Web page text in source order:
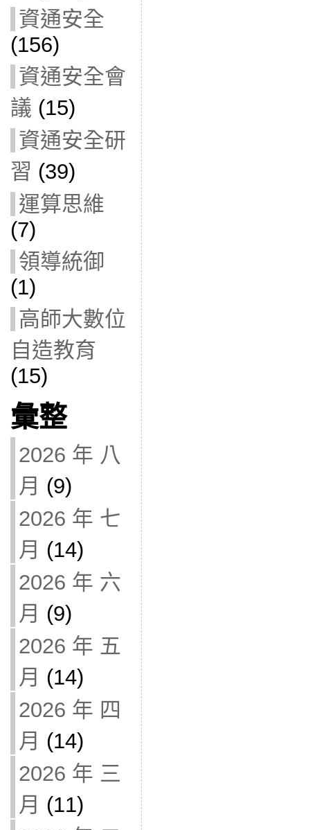
資通安全
(156)
資通安全會
議 (15)
資通安全研
習 (39)
運算思維
(7)
領導統御
(1)
高師大數位
自造教育
(15)
彙整
2026 年 八
月 (9)
2026 年 七
月 (14)
2026 年 六
月 (9)
2026 年 五
月 (14)
2026 年 四
月 (14)
2026 年 三
月 (11)